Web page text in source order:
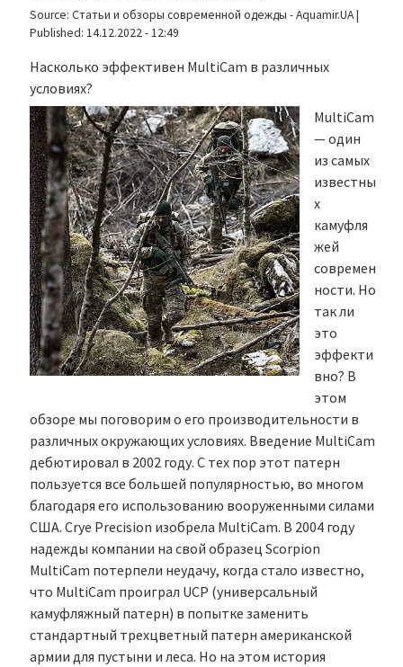
Source: Статьи и обзоры современной одежды - Aquamir.UA|
Published: 14.12.2022 - 12:49
Насколько эффективен MultiCam в различных
условиях?
MultiCam
— один
из самых
известны
х
камуфля
жей
современ
ности. Но
так ли
это
эффекти
вно? В
этом
обзоре мы поговорим о его производительности в
различных окружающих условиях. Введение MultiCam
дебютировал в 2002 году. С тех пор этот патерн
пользуется все большей популярностью, во многом
благодаря его использованию вооруженными силами
США. Crye Precision изобрела MultiCam. В 2004 году
надежды компании на свой образец Scorpion
MultiCam потерпели неудачу, когда стало известно,
что MultiCam проиграл UCP (универсальный
камуфляжный патерн) в попытке заменить
стандартный трехцветный патерн американской
армии для пустыни и леса. Но на этом история